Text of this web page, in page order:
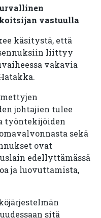
vastuulla
käsitystä, että
liittyy
vakavia
johtajien tulee
työntekijöiden
sekä
ovat
edellyttämässä
ja luovuttamista,
sitä